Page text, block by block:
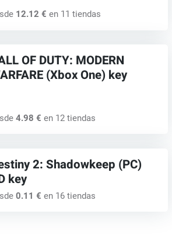
12.12 € en 11 tiendas
OF DUTY: MODERN
(Xbox One) key
4.98 € en 12 tiendas
2: Shadowkeep (PC)
key
0.11 € en 16 tiendas